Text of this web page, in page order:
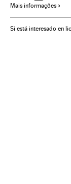
América do Norte
Justiça
Mais informações
Si está interesado en